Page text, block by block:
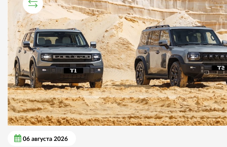
СРАВНИТЕЛЬНЫЙ ТЕСТ
06 августа 2026